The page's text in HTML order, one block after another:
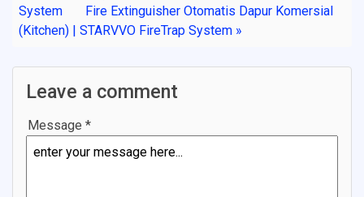
System
Fire Extinguisher Otomatis Dapur Komersial
(Kitchen) | STARVVO FireTrap System »
Leave a comment
Message *